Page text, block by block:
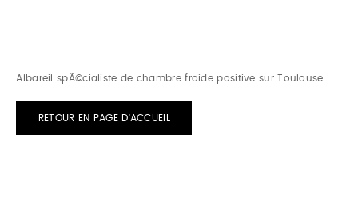
Albareil spÃ©cialiste de chambre froide positive sur Toulouse
RETOUR EN PAGE D'ACCUEIL